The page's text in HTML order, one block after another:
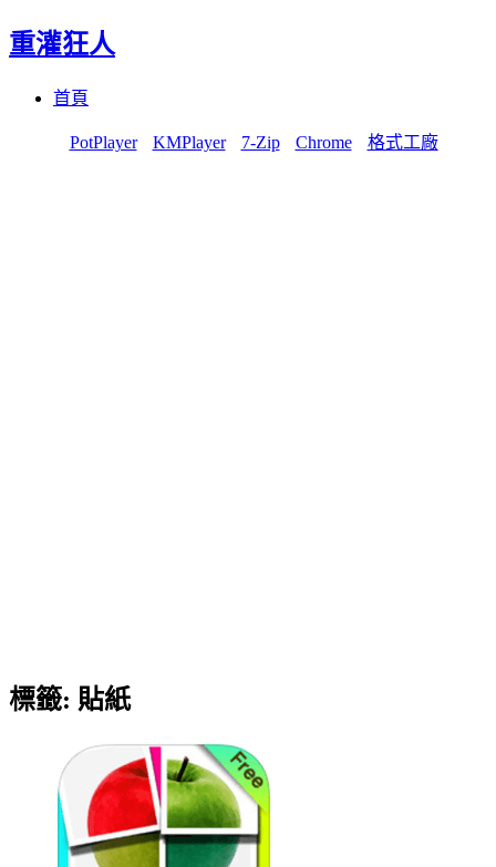
重灌狂人
首頁
PotPlayer KMPlayer 7-Zip Chrome 格式工廠
標籤: 貼紙